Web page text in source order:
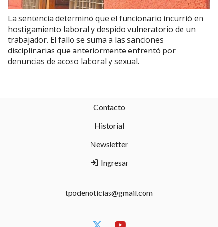
La sentencia determinó que el funcionario incurrió en
hostigamiento laboral y despido vulneratorio de un
trabajador. El fallo se suma a las sanciones
disciplinarias que anteriormente enfrentó por
denuncias de acoso laboral y sexual.
Contacto
Historial
Newsletter
Ingresar
tpodenoticias@gmail.com